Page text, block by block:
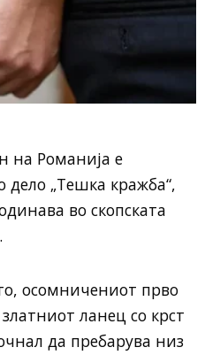
на Романија е
„Тешка кражба“,
во скопската
осомничениот прво
ланец со крст
да пребарува низ